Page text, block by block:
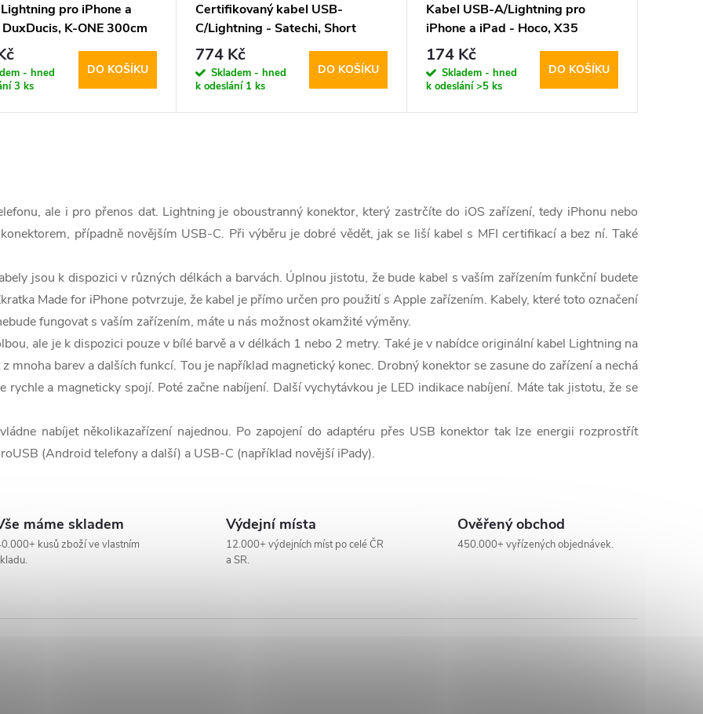
pro iPhone a
K-ONE 300cm
- hned
3 ks
DO KOŠÍKU
Certifikovaný kabel USB-
C/Lightning - Satechi, Short
25cm Gray
774 Kč
Skladem - hned
k odeslání 1 ks
DO KOŠÍKU
Kabel USB-A/Lightning pro
iPhone a iPad - Hoco, X35
Premium 25cm
174 Kč
Skladem - hned
k odeslání>5 ks
DO KOŠÍKU
ale i pro přenos dat. Lightning je oboustranný konektor, který zastrčíte do iOS zařízení, tedy iPhonu nebo
případně novějším USB-C. Při výběru je dobré vědět, jak se liší kabel s MFI certifikací a bez ní. Také
jsou k dispozici v různých délkách a barvách. Úplnou jistotu, že bude kabel s vaším zařízením funkční budete
Made for iPhone potvrzuje, že kabel je přímo určen pro použití s Apple zařízením. Kabely, které toto označení
fungovat s vaším zařízením, máte u nás možnost okamžité výměny.
ale je k dispozici pouze v bílé barvě a v délkách 1 nebo 2 metry. Také je v nabídce originální kabel Lightning na
mnoha barev a dalších funkcí. Tou je například magnetický konec. Drobný konektor se zasune do zařízení a nechá
a magneticky spojí. Poté začne nabíjení. Další vychytávkou je LED indikace nabíjení. Máte tak jistotu, že se
nabíjet několikazařízení najednou. Po zapojení do adaptéru přes USB konektor tak lze energii rozprostřít
(Android telefony a další) a USB-C (například novější iPady).
máme skladem
kusů zboží ve vlastním
Výdejní místa
12.000+ výdejních míst po celé ČR
a SR.
Ověřený obchod
450.000+ vyřízených objednávek.